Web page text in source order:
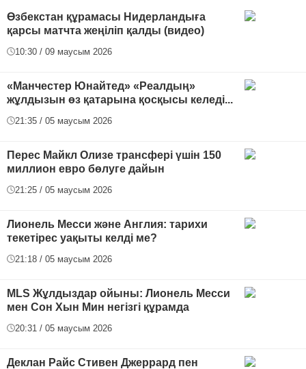
Өзбекстан құрамасы Нидерландыға
қарсы матчта жеңіліп қалды (видео)
10:30 / 09 маусым 2026
«Манчестер Юнайтед» «Реалдың»
жұлдызын өз қатарына қосқысы келеді...
21:35 / 05 маусым 2026
Перес Майкл Олизе трансфері үшін 150
миллион евро бөлуге дайын
21:25 / 05 маусым 2026
Лионель Месси және Англия: тарихи
текетірес уақыты келді ме?
21:18 / 05 маусым 2026
MLS Жұлдыздар ойыны: Лионель Месси
мен Сон Хын Мин негізгі құрамда
20:31 / 05 маусым 2026
Деклан Райс Стивен Джеррард пен